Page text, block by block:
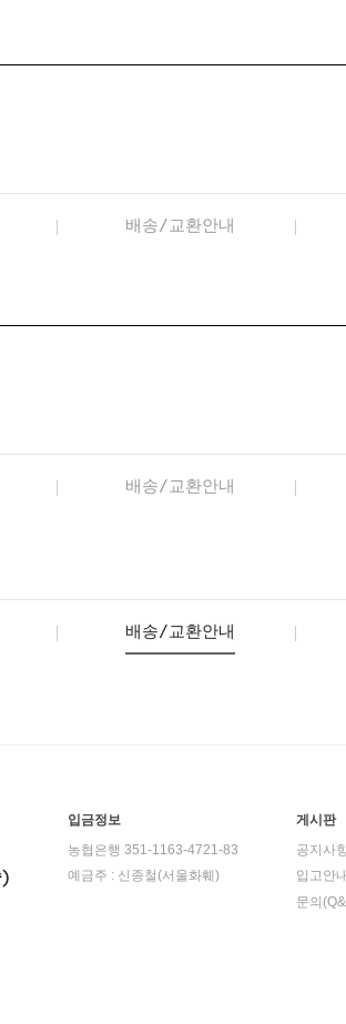
배송/교환안내
배송/교환안내
배송/교환안내
입금정보
농협은행 351-1163-4721-83
예금주 : 신종철(서울화훼)
게시판
공지사
입고안
문의